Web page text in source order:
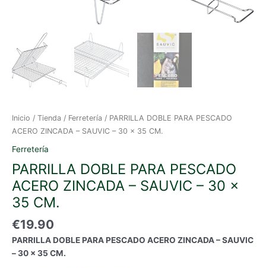
Inicio / Tienda / Ferretería / PARRILLA DOBLE PARA PESCADO
ACERO ZINCADA – SAUVIC – 30 x 35 CM.
Ferretería
PARRILLA DOBLE PARA PESCADO
ACERO ZINCADA – SAUVIC – 30 x
35 CM.
€19.90
PARRILLA DOBLE PARA PESCADO ACERO ZINCADA – SAUVIC
– 30 x 35 CM.